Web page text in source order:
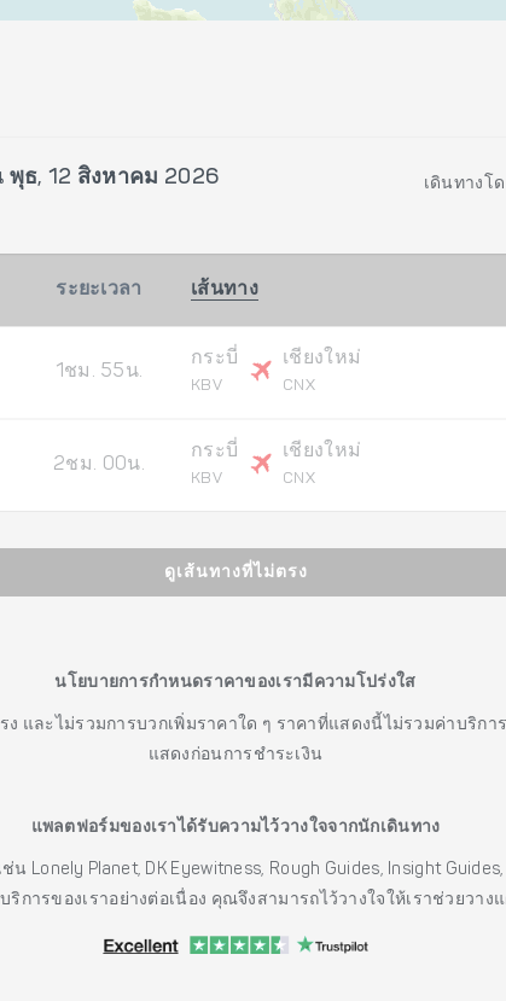
พุธ, 12 สิงหาคม 2026 เดินทางโ
ระยะเวลา เส้นทาง
1ชม. 55น.
กระบี่
KBV
เชียงใหม่
CNX
2ชม. 00น.
กระบี่
KBV
เชียงใหม่
CNX
ดูเส้นทางที่ไม่ตรง
นโยบายการกำหนดราคาของเรามีความโปร่งใส
และไม่รวมการบวกเพิ่มราคาใด ๆ ราคาที่แสดงนี้ไม่รวมค่าบริกา
แสดงก่อนการชำระเงิน
แพลตฟอร์มของเราได้รับความไว้วางใจจากนักเดินทาง
Planet, DK Eyewitness, Rough Guides, Insight
ารของเราอย่างต่อเนื่อง คุณจึงสามารถไว้วางใจให้เราช่วยวาง